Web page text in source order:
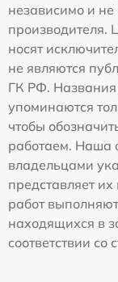
независимо и
производителя.
носят
не являются
ГК РФ. Названия
упоминаются
чтобы
работаем. Наша
владельцами
представляет
работ
находящихся в
соответствии со